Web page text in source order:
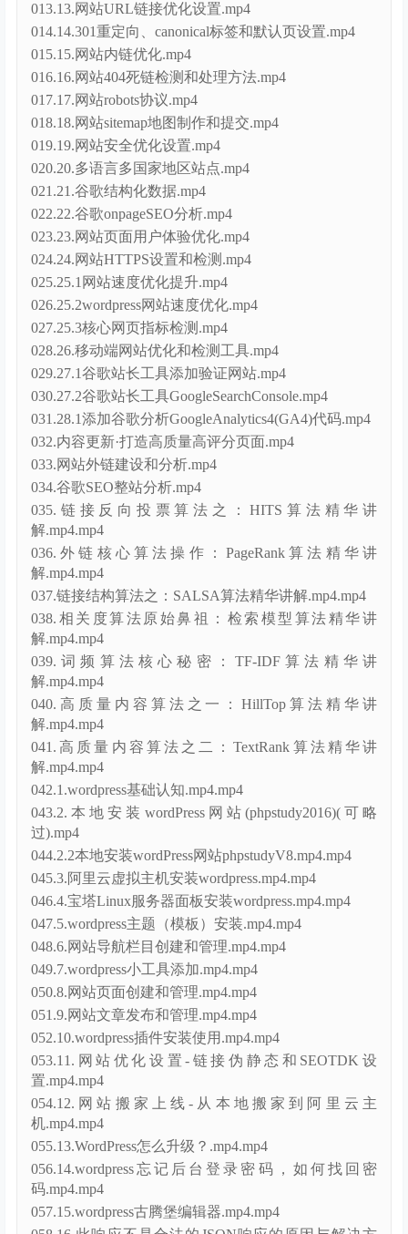
013.13.网站URL链接优化设置.mp4
014.14.301重定向、canonical标签和默认页设置.mp4
015.15.网站内链优化.mp4
016.16.网站404死链检测和处理方法.mp4
017.17.网站robots协议.mp4
018.18.网站sitemap地图制作和提交.mp4
019.19.网站安全优化设置.mp4
020.20.多语言多国家地区站点.mp4
021.21.谷歌结构化数据.mp4
022.22.谷歌onpageSEO分析.mp4
023.23.网站页面用户体验优化.mp4
024.24.网站HTTPS设置和检测.mp4
025.25.1网站速度优化提升.mp4
026.25.2wordpress网站速度优化.mp4
027.25.3核心网页指标检测.mp4
028.26.移动端网站优化和检测工具.mp4
029.27.1谷歌站长工具添加验证网站.mp4
030.27.2谷歌站长工具GoogleSearchConsole.mp4
031.28.1添加谷歌分析GoogleAnalytics4(GA4)代码.mp4
032.内容更新·打造高质量高评分页面.mp4
033.网站外链建设和分析.mp4
034.谷歌SEO整站分析.mp4
035.链接反向投票算法之：HITS算法精华讲
解.mp4.mp4
036.外链核心算法操作：PageRank算法精华讲
解.mp4.mp4
037.链接结构算法之：SALSA算法精华讲解.mp4.mp4
038.相关度算法原始鼻祖：检索模型算法精华讲
解.mp4.mp4
039.词频算法核心秘密：TF-IDF算法精华讲
解.mp4.mp4
040.高质量内容算法之一：HillTop算法精华讲
解.mp4.mp4
041.高质量内容算法之二：TextRank算法精华讲
解.mp4.mp4
042.1.wordpress基础认知.mp4.mp4
043.2.本地安装wordPress网站(phpstudy2016)(可略
过).mp4
044.2.2本地安装wordPress网站phpstudyV8.mp4.mp4
045.3.阿里云虚拟主机安装wordpress.mp4.mp4
046.4.宝塔Linux服务器面板安装wordpress.mp4.mp4
047.5.wordpress主题（模板）安装.mp4.mp4
048.6.网站导航栏目创建和管理.mp4.mp4
049.7.wordpress小工具添加.mp4.mp4
050.8.网站页面创建和管理.mp4.mp4
051.9.网站文章发布和管理.mp4.mp4
052.10.wordpress插件安装使用.mp4.mp4
053.11.网站优化设置-链接伪静态和SEOTDK设
置.mp4.mp4
054.12.网站搬家上线-从本地搬家到阿里云主
机.mp4.mp4
055.13.WordPress怎么升级？.mp4.mp4
056.14.wordpress忘记后台登录密码，如何找回密
码.mp4.mp4
057.15.wordpress古腾堡编辑器.mp4.mp4